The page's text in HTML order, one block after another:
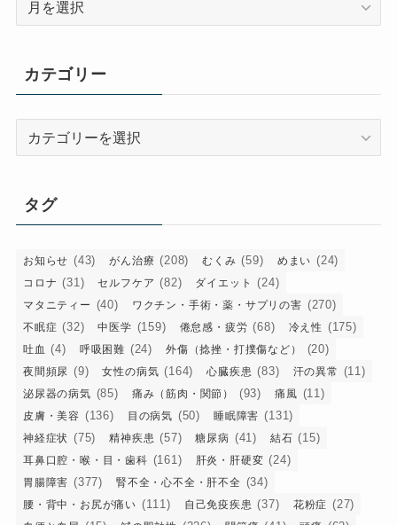
ブ
カテゴリー
ー
タグ
お知らせ (43) がん治療 (208) むくみ (59) めまい (24)
コロナ (31) セルフケア (82) ダイエット (24)
マタニティー (40) ワクチン・手術・薬・サプリの害 (270)
不眠症 (32) 中医学 (159) 倦怠感・疲労 (68) 冷え性 (175)
吐血 (4) 呼吸困難 (24) 外傷（捻挫・打撲傷など） (20)
夜間頻尿 (9) 女性の病気 (164) 心臓疾患 (83) 汗の異常 (11)
泌尿器の病気 (85) 痛み（筋肉・関節） (93) 痛風 (11)
皮膚・美容 (136) 目の病気 (50) 睡眠障害 (131)
神経症状 (75) 精神疾患 (57) 糖尿病 (41) 結石 (15)
耳鼻口腔・喉・目・歯科 (161) 肝炎・肝硬変 (24)
胃腸障害 (377) 腎不全・心不全・肝不全 (34)
腰・背中・お尻が痛い (111) 自己免疫疾患 (37) 花粉症 (27)